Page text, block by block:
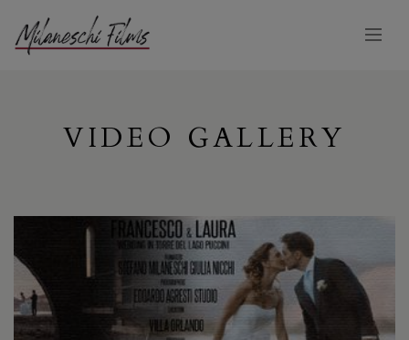
VIDEO GALLERY